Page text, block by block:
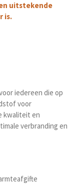
uitstekende
is.
iedereen die op
voor
kwaliteit en
verbranding en